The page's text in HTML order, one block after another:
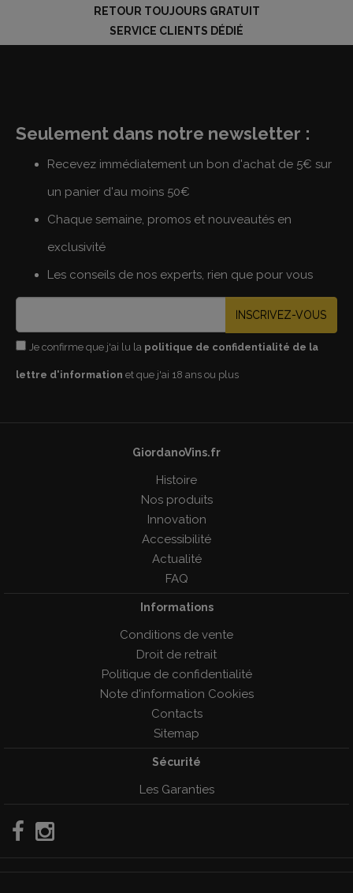
RETOUR TOUJOURS GRATUIT
SERVICE CLIENTS DÉDIÉ
Seulement dans notre newsletter :
Recevez immédiatement un bon d'achat de 5€ sur
un panier d'au moins 50€
Chaque semaine, promos et nouveautés en
exclusivité
Les conseils de nos experts, rien que pour vous
INSCRIVEZ-VOUS
Je confirme que j'ai lu la politique de confidentialité de la
lettre d'information et que j'ai 18 ans ou plus
GiordanoVins.fr
Histoire
Nos produits
Innovation
Accessibilité
Actualité
FAQ
Informations
Conditions de vente
Droit de retrait
Politique de confidentialité
Note d'information Cookies
Contacts
Sitemap
Sécurité
Les Garanties